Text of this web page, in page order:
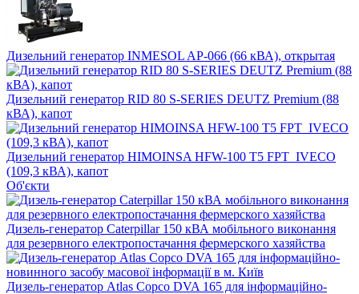
Дизельний генератор INMESOL AP-066 (66 кВА), открытая
Дизельний генератор RID 80 S-SERIES DEUTZ Premium (88
кВА), капот
Дизельний генератор HIMOINSA HFW-100 T5 FPT_IVECO
(109,3 кВА), капот
Об'єкти
Дизель-генератор Caterpillar 150 кВА мобільного виконання
для резервного електропостачання фермерского хазяйства
Дизель-генератор Atlas Copco DVA 165 для інформаційно-